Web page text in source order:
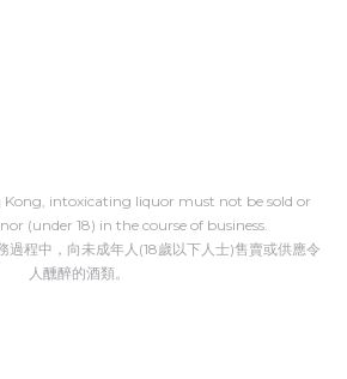
Kong, intoxicating liquor must not be sold or
(under 18) in the course of business.
過程中，向未成年人(18歲以下人士)售賣或供應令
人醺醉的酒類。